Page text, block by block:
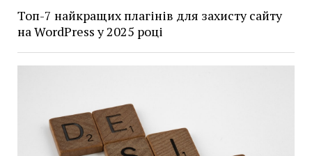
Топ-7 найкращих плагінів для захисту сайту
на WordPress у 2025 році